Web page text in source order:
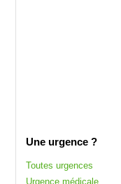
Une urgence ?
Toutes urgences
Urgence médicale